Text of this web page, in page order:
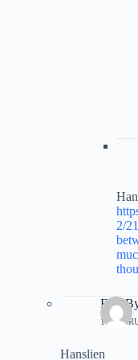
2/
Erik
19
Hanslien